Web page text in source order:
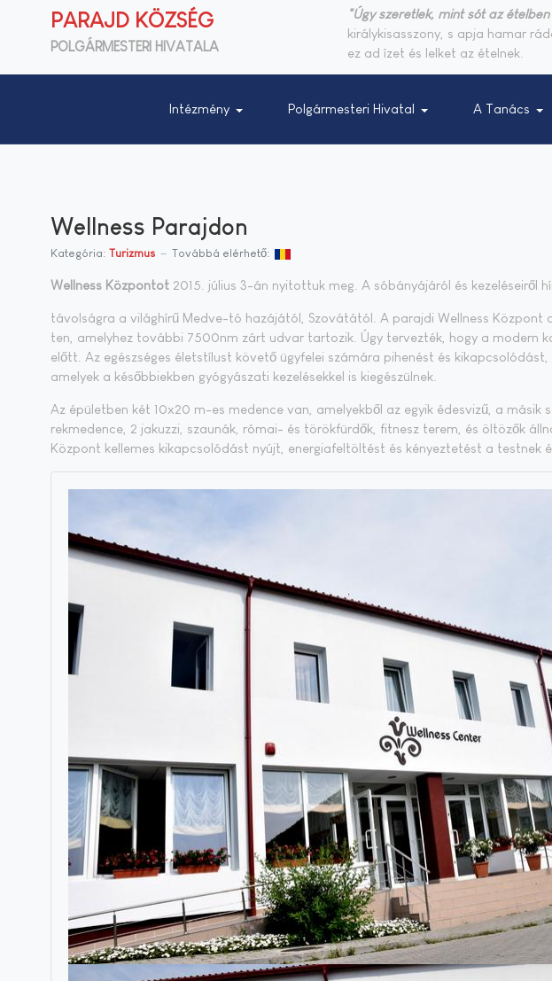
PARAJD KÖZSÉG
POLGÁRMESTERI HIVATALA
"Úgy szeretlek, mint sót az
királykisasszony, s apja hamar
ez ad ízet és lelket az ételnek.
Intézmény Polgármesteri Hivatal A Tanács
Wellness Parajdon
Kategória: Turizmus Továbbá elérhető:
Well­ness Köz­pon­tot 2015. jú­li­us 3-án nyi­tot­tuk meg. A só­bá­nyá­já­ról és ke­ze­lé­se­i­ről
tá­vol­ság­ra a vi­lág­hí­rű Med­ve-tó ha­zá­já­tól, Szo­vá­tá­tól. A pa­raj­di Well­ness Köz­pont
ten, amely­hez to­váb­bi 7500nm zárt ud­var tar­to­zik. Úgy ter­vez­ték, hogy a mo­dern
előtt. Az egész­sé­ges élet­stí­lust kö­ve­tő ügy­fe­lei szá­má­ra pi­he­nést és
ame­lyek a ké­sőb­bi­ek­ben gyó­gyá­sza­ti ke­ze­lé­sek­kel is ki­egé­szül­nek.
Az épü­let­ben két 10x20 m-es me­den­ce van, ame­lyek­ből az egyik édes­vi­zű, a
rek­me­den­ce, 2 ja­kuz­zi, sza­u­nák, ró­mai- és tö­rök­für­dők, fit­nesz te­rem, és öl­tö­zők
Köz­pont kel­le­mes ki­kap­cso­ló­dást nyújt, ener­gia­fel­töl­tést és ké­nyez­te­tést a test­nek